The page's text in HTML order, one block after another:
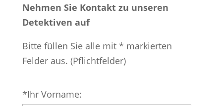
Nehmen Sie Kontakt zu unseren
Detektiven auf
Bitte füllen Sie alle mit * markierten
Felder aus. (Pflichtfelder)
lasse
*Ihr Vorname: